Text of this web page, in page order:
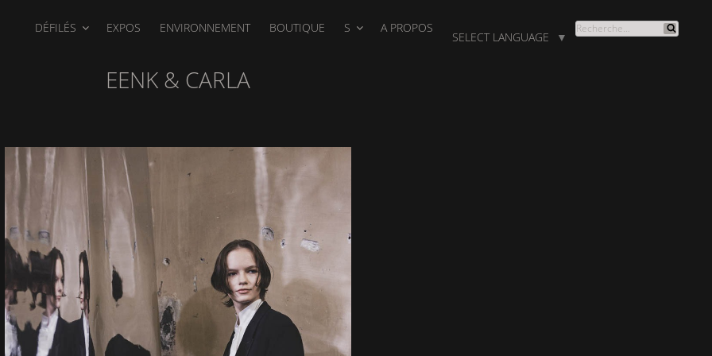
DÉFILÉS EXPOS ENVIRONNEMENT BOUTIQUE S A PROPOS
SELECT LANGUAGE ▼
RECHERCHE
Recherche
EENK & CARLA